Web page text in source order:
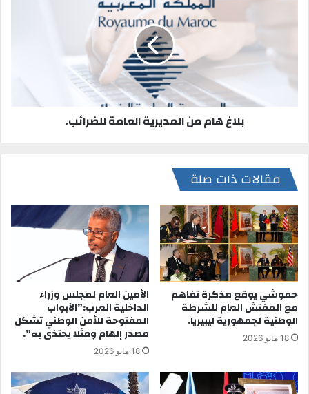
بلاغ هام من المديرية العامة للضرائب.
مقالات ذات صلة
حموشي يوقع مذكرة تفاهم
مع المفتش العام للشرطة
الوطنية لجمهورية ليبيريا.
18 مايو 2026
الأمين العام لمجلس وزراء
الداخلية العرب:”الأبواب
المفتوحة للأمن الوطني تشكل
مصدر إلهام ومثلا يحتذى به”.
18 مايو 2026